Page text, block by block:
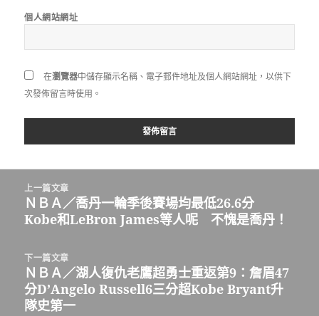
個人網站網址
在瀏覽器中儲存顯示名稱、電子郵件地址及個人網站網址，以供下
次發佈留言時使用。
上一篇文章
上
一
文
章:
ＮＢＡ／喬丹一輪季後賽場均最低26.6分
Kobe和LeBron James等人呢 不愧是喬丹！
下一篇文章
下
一
篇
ＮＢＡ／湖人復仇老鷹超勇士重返第9：詹眉47
分D’Angelo Russell6三分超Kobe Bryant升
隊史第一